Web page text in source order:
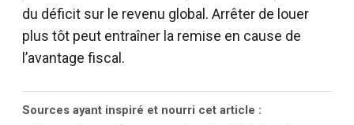
du déficit sur le revenu global. Arrêter de louer
plus tôt peut entraîner la remise en cause de
l’avantage fiscal.
Sources ayant inspiré et nourri cet article :